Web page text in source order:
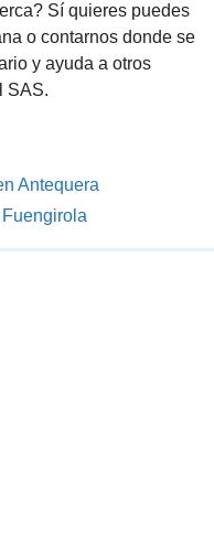
Sí quieres puedes
o contarnos donde se
y ayuda a otros
SAS.
Antequera